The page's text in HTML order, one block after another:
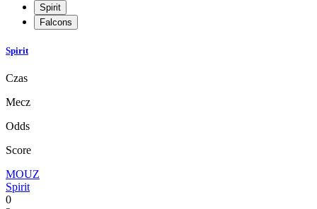
Spirit
Falcons
Spirit
Czas
Mecz
Odds
Score
MOUZ
Spirit
0